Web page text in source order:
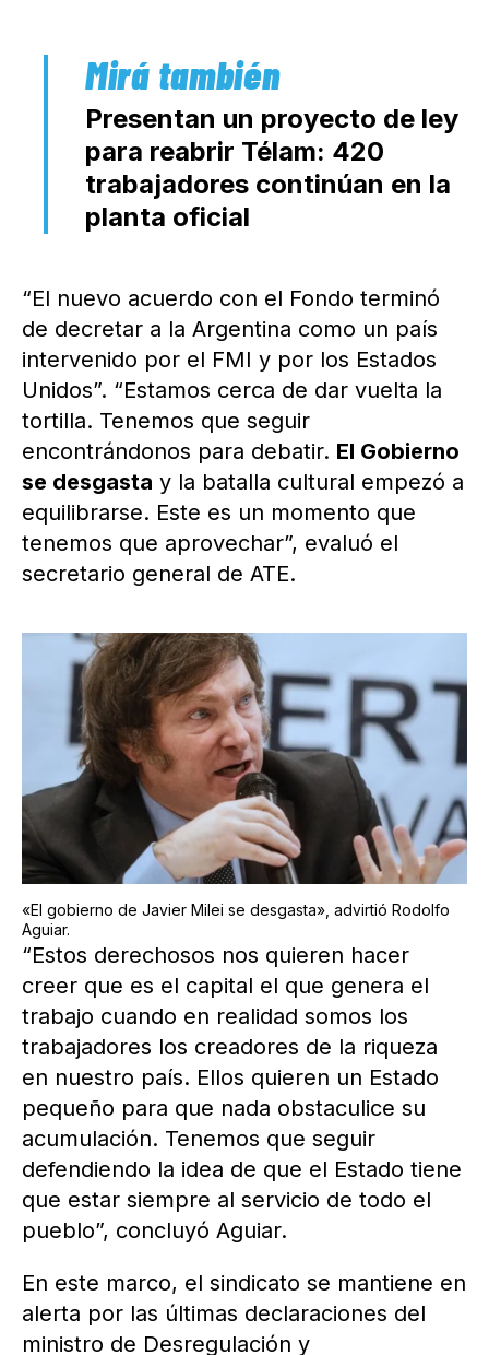
Presentan un proyecto de ley
para reabrir Télam: 420
trabajadores continúan en la
planta oficial
“El nuevo acuerdo con el Fondo terminó
de decretar a la Argentina como un país
intervenido por el FMI y por los Estados
Unidos”. “Estamos cerca de dar vuelta la
tortilla. Tenemos que seguir
encontrándonos para debatir. El Gobierno
se desgasta y la batalla cultural empezó a
equilibrarse. Este es un momento que
tenemos que aprovechar”, evaluó el
secretario general de ATE.
«El gobierno de Javier Milei se desgasta», advirtió Rodolfo
Aguiar.
“Estos derechosos nos quieren hacer
creer que es el capital el que genera el
trabajo cuando en realidad somos los
trabajadores los creadores de la riqueza
en nuestro país. Ellos quieren un Estado
pequeño para que nada obstaculice su
acumulación. Tenemos que seguir
defendiendo la idea de que el Estado tiene
que estar siempre al servicio de todo el
pueblo”, concluyó Aguiar.
En este marco, el sindicato se mantiene en
alerta por las últimas declaraciones del
ministro de Desregulación y